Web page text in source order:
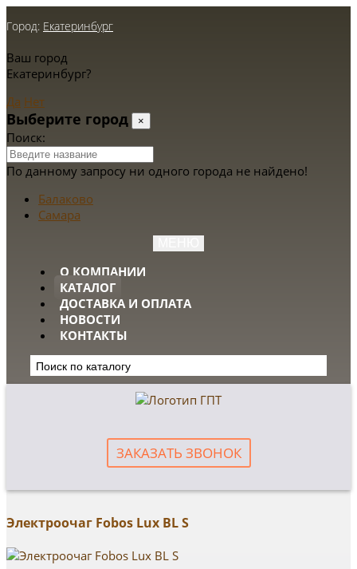
Город: Екатеринбург
Ваш город
Екатеринбург?
Да Нет
Выберите город ×
Поиск:
По данному запросу ни одного города не найдено!
Балаково
Самара
О КОМПАНИИ
КАТАЛОГ
ДОСТАВКА И ОПЛАТА
НОВОСТИ
КОНТАКТЫ
ЗАКАЗАТЬ ЗВОНОК
Электроочаг Fobos Lux BL S